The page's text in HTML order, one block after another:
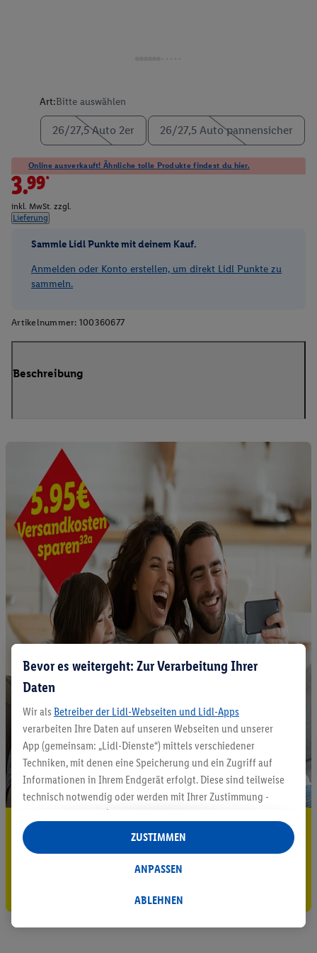
Art:Bitte auswählen
26/27,5 Auto 2er 26/27,5 Auto pannensicher
Online ausverkauft! Ähnliche tolle Produkte findest du hier.
3.99*
inkl. MwSt. zzgl.
Lieferung
Sammle Lidl Punkte mit deinem Kauf.
Anmelden oder Konto erstellen, um direkt Lidl Punkte zu
sammeln.
Artikelnummer: 100360677
Beschreibung
5.95 € Versand sparen³²ᵃ
Jetzt zum Newsletter anmelden
Bevor es weitergeht: Zur Verarbeitung Ihrer
Daten
Wir als Betreiber der Lidl-Webseiten und Lidl-Apps
verarbeiten Ihre Daten auf unseren Webseiten und unserer
App (gemeinsam: „Lidl-Dienste“) mittels verschiedener
Techniken, mit denen eine Speicherung und ein Zugriff auf
Informationen in Ihrem Endgerät erfolgt. Diese sind teilweise
technisch notwendig oder werden mit Ihrer Zustimmung -
auch durch Partner (u.a.
Verantwortliche; im Zusammenhang mit dem IAB TCF
insgesamt
Statistik-Erstellung oder für personalisierte Werbung
Datenverarbeitungen für personalisierte Werbung werden
ABLEHNEN
ANPASSEN
ZUSTIMMEN